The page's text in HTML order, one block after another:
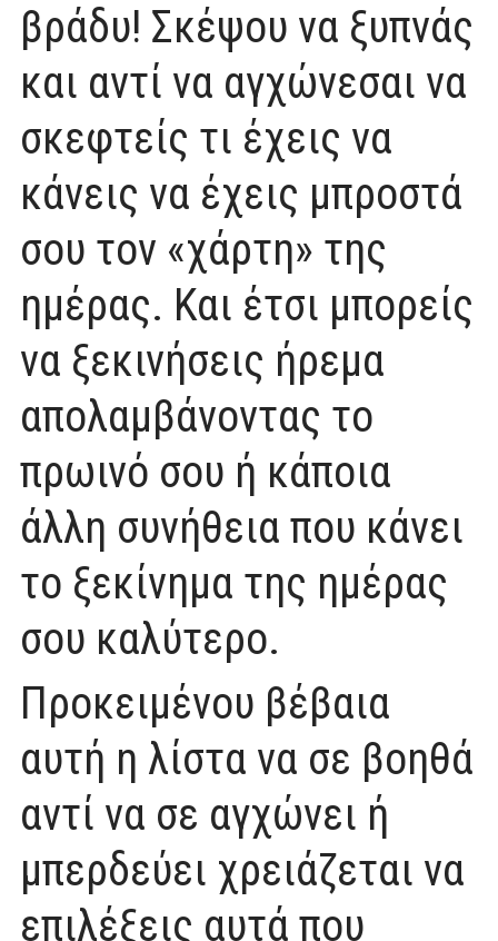
βράδυ! Σκέψου να ξυπνάς
και αντί να αγχώνεσαι να
σκεφτείς τι έχεις να
κάνεις να έχεις μπροστά
σου τον «χάρτη» της
ημέρας. Και έτσι μπορείς
να ξεκινήσεις ήρεμα
απολαμβάνοντας το
πρωινό σου ή κάποια
άλλη συνήθεια που κάνει
το ξεκίνημα της ημέρας
σου καλύτερο.
Προκειμένου βέβαια
αυτή η λίστα να σε βοηθά
αντί να σε αγχώνει ή
μπερδεύει χρειάζεται να
επιλέξεις αυτά που